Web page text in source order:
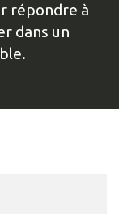
répondre à
dans un